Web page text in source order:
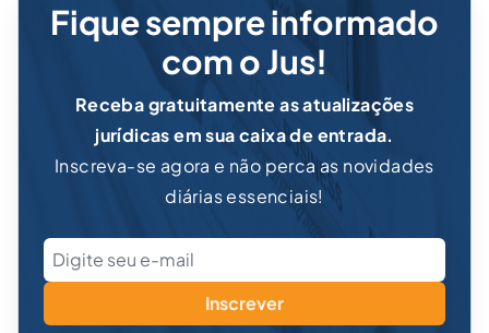
Fique sempre informado
com o Jus!
Receba gratuitamente as atualizações
jurídicas em sua caixa de entrada.
Inscreva-se agora e não perca as novidades
diárias essenciais!
Inscrever